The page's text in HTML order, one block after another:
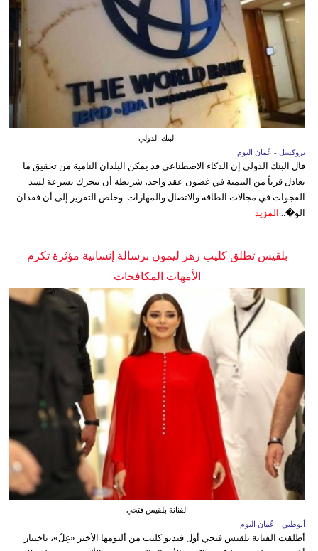
البنك الدولي
بروكسل - عُمان اليوم
قال البنك الدولي إن الذكاء الاصطناعي قد يمكن البلدان النامية من تحقيق ما
يعادل قرناً من التنمية في غضون عقد واحد، شريطة أن تتحرك بسرعة لسد
الفجوات في مجالات الطاقة والاتصال والمهارات. وخلص التقرير إلى أن فقدان
الو�... المزيد
بلقيس تطلق كليب زهر ليمون برسالة إنسانية مؤثرة تكرم
الأمهات المكافحات
الفنانة بلقيس فتحي
أبوظبي - عُمان اليوم
أطلقت الفنانة بلقيس فتحي أول فيديو كليب من ألبومها الأخير «غِلّ»، باختيار